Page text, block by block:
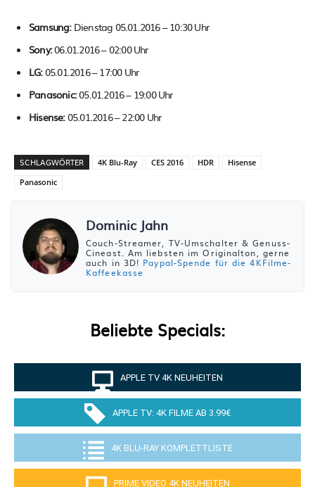
Samsung:Dienstag 05.01.2016 – 10:30 Uhr
Sony:06.01.2016 – 02:00 Uhr
LG:05.01.2016 – 17:00 Uhr
Panasonic:05.01.2016 – 19:00 Uhr
Hisense:05.01.2016 – 22:00 Uhr
SCHLAGWÖRTER 4K Blu-Ray CES 2016 HDR
Hisense
Panasonic
Dominic Jahn
Couch-Streamer, TV-Umschalter & Genuss-
Cineast. Am liebsten im Originalton, gerne
auch in 3D! Paypal-Spende für die 4KFilme-
Kaffeekasse
Beliebte Specials:
APPLE TV 4K NEUHEITEN
APPLE TV: 4K FILME AB 3.99€
4K BLU-RAY KOMPLETTLISTE
PRIME VIDEO 4K NEUHEITEN